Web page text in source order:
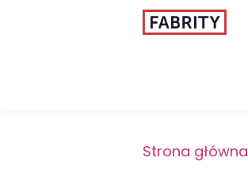
Strona główna